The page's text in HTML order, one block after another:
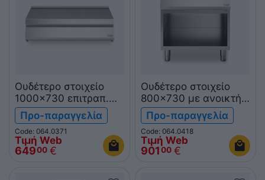
Ουδέτερο στοιχείο
1000x730 επιτραπ.
R70/100PLN/T
ROC700
Προ-παραγγελία
Code: 064.0371
Τιμή Web
64900 €
Ουδέτερο στοιχείο
800x730 με ανοικτή
βάση R70/80PLN/A
ROC700
Προ-παραγγελία
Code: 064.0418
Τιμή Web
90100 €